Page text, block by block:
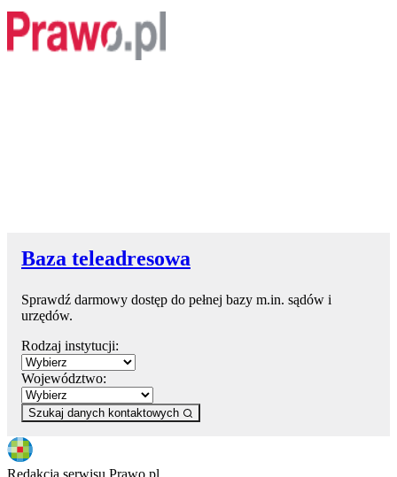
Baza teleadresowa
Sprawdź darmowy dostęp do pełnej bazy m.in. sądów i
urzędów.
Rodzaj instytucji:
Województwo:
Szukaj danych kontaktowych
Redakcja serwisu Prawo.pl